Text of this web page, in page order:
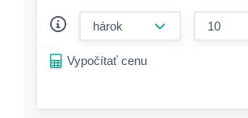
Vypočítať cenu